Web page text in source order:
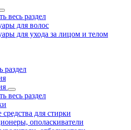
весь раздел
для волос
для ухода за лицом и телом
раздел
весь раздел
для стирки
ополаскиватели